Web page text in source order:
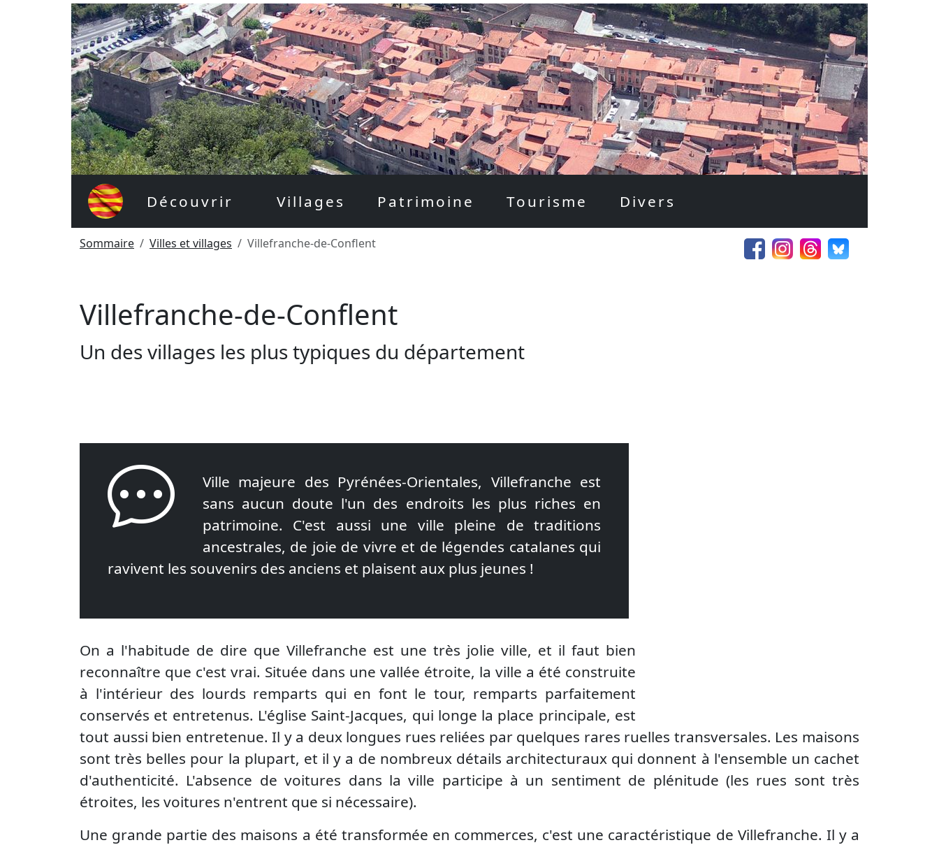
Découvrir Villages Patrimoine Tourisme Divers
Sommaire Villes et villages Villefranche-de-Conflent
Villefranche-de-Conflent
Un des villages les plus typiques du département
Ville majeure des Pyrénées-Orientales, Villefranche est
sans aucun doute l'un des endroits les plus riches en
patrimoine. C'est aussi une ville pleine de traditions
ancestrales, de joie de vivre et de légendes catalanes qui
ravivent les souvenirs des anciens et plaisent aux plus jeunes !
On a l'habitude de dire que Villefranche est une très jolie ville, et il faut bien
reconnaître que c'est vrai. Située dans une vallée étroite, la ville a été construite
à l'intérieur des lourds remparts qui en font le tour, remparts parfaitement
conservés et entretenus. L'église Saint-Jacques, qui longe la place principale, est
tout aussi bien entretenue. Il y a deux longues rues reliées par quelques rares ruelles transversales. Les maisons
sont très belles pour la plupart, et il y a de nombreux détails architecturaux qui donnent à l'ensemble un cachet
d'authenticité. L'absence de voitures dans la ville participe à un sentiment de plénitude (les rues sont très
étroites, les voitures n'entrent que si nécessaire).
Une grande partie des maisons a été transformée en commerces, c'est une caractéristique de Villefranche. Il y a